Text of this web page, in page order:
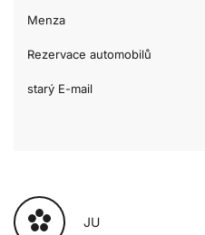
Menza
Rezervace automobilů
starý E-mail
JU